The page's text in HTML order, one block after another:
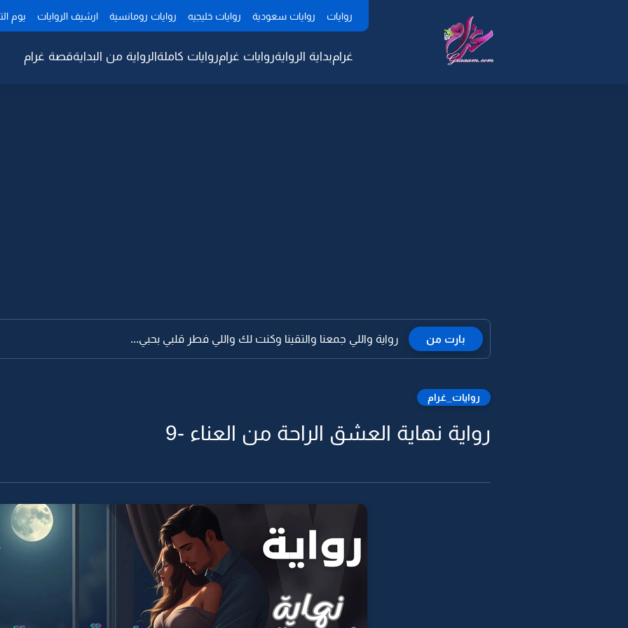
روايات روايات سعودية روايات خليجيه روايات رومانسية ارشيف الروايات يوم
غرامبداية الروايةروايات غرامروايات كاملةالرواية من البدايةقصة غرام
بارت من رواية واللي جمعنا والتقينا وكنت لك واللي فطر قلبي بحبي...
روايات_غرام
رواية نهاية العشق الراحة من العناء -9